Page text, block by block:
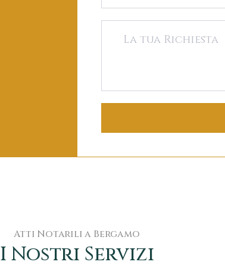
Atti Notarili a Bergamo
I Nostri Servizi